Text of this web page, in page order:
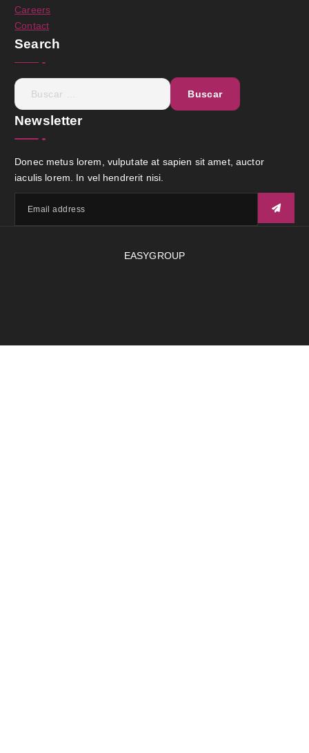
Careers
Contact
Search
Newsletter
Donec metus lorem, vulputate at sapien sit amet, auctor
iaculis lorem. In vel hendrerit nisi.
EASYGROUP